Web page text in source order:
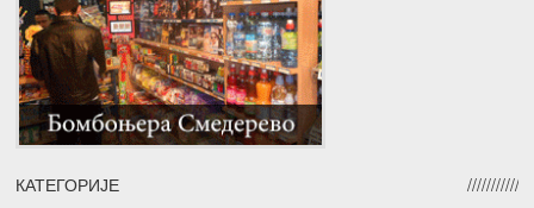
КАТЕГОРИЈЕ